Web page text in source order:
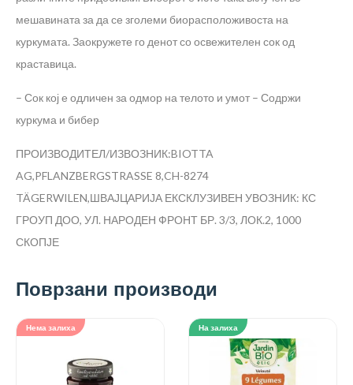
мешавината за да се зголеми биорасположивоста на
куркумата. Заокружете го денот со освежителен сок од
краставица.
– Сок кој е одличен за одмор на телото и умот – Содржи
куркума и бибер
ПРОИЗВОДИТЕЛ/ИЗВОЗНИК:BIOTTA
AG,PFLANZBERGSTRASSE 8,CH-8274
TÄGERWILEN,ШВАЈЦАРИЈА ЕКСКЛУЗИВЕН УВОЗНИК: КС
ГРОУП ДОО, УЛ. НАРОДЕН ФРОНТ БР. 3/3, ЛОК.2, 1000
СКОПЈЕ
Поврзани производи
Нема залиха На залиха